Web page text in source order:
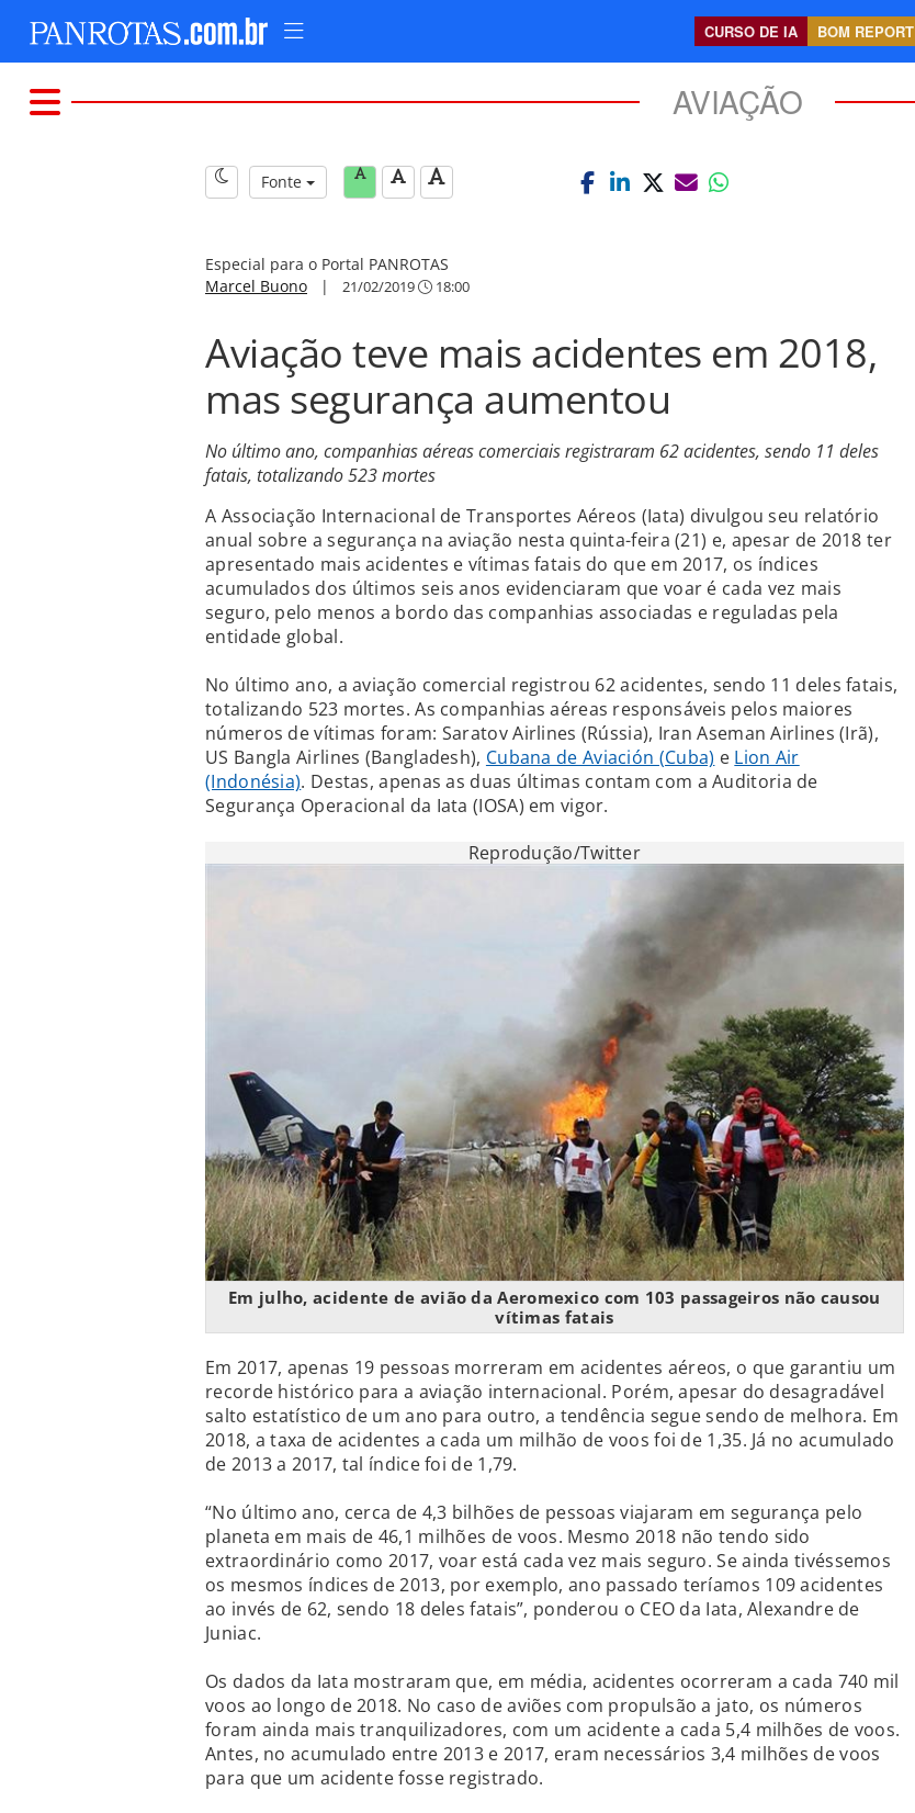
CURSO DE IA BOM REPORT
AVIAÇÃO
Fonte
Especial para o Portal PANROTAS
Marcel Buono | 21/02/2019 18:00
Aviação teve mais acidentes em 2018,
mas segurança aumentou
No último ano, companhias aéreas comerciais registraram 62 acidentes, sendo 11 deles
fatais, totalizando 523 mortes
A Associação Internacional de Transportes Aéreos (Iata) divulgou seu relatório
anual sobre a segurança na aviação nesta quinta-feira (21) e, apesar de 2018 ter
apresentado mais acidentes e vítimas fatais do que em 2017, os índices
acumulados dos últimos seis anos evidenciaram que voar é cada vez mais
seguro, pelo menos a bordo das companhias associadas e reguladas pela
entidade global.
No último ano, a aviação comercial registrou 62 acidentes, sendo 11 deles fatais,
totalizando 523 mortes. As companhias aéreas responsáveis pelos maiores
números de vítimas foram: Saratov Airlines (Rússia), Iran Aseman Airlines (Irã),
US Bangla Airlines (Bangladesh), Cubana de Aviación (Cuba) e Lion Air
(Indonésia). Destas, apenas as duas últimas contam com a Auditoria de
Segurança Operacional da Iata (IOSA) em vigor.
Reprodução/Twitter
Em julho, acidente de avião da Aeromexico com 103 passageiros não causou
vítimas fatais
Em 2017, apenas 19 pessoas morreram em acidentes aéreos, o que garantiu um
recorde histórico para a aviação internacional. Porém, apesar do desagradável
salto estatístico de um ano para outro, a tendência segue sendo de melhora. Em
2018, a taxa de acidentes a cada um milhão de voos foi de 1,35. Já no acumulado
de 2013 a 2017, tal índice foi de 1,79.
“No último ano, cerca de 4,3 bilhões de pessoas viajaram em segurança pelo
planeta em mais de 46,1 milhões de voos. Mesmo 2018 não tendo sido
extraordinário como 2017, voar está cada vez mais seguro. Se ainda tivéssemos
os mesmos índices de 2013, por exemplo, ano passado teríamos 109 acidentes
ao invés de 62, sendo 18 deles fatais”, ponderou o CEO da Iata, Alexandre de
Juniac.
Os dados da Iata mostraram que, em média, acidentes ocorreram a cada 740 mil
voos ao longo de 2018. No caso de aviões com propulsão a jato, os números
foram ainda mais tranquilizadores, com um acidente a cada 5,4 milhões de voos.
Antes, no acumulado entre 2013 e 2017, eram necessários 3,4 milhões de voos
para que um acidente fosse registrado.